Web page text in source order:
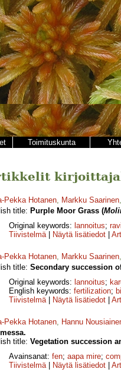
Toimituskunta
Pekka Hotanen, Markku Saarinen,
title: Purple Moor Grass (
Original keywords: lannoitus;
Tiivistelmä| Näytä lisätiedot
Pekka Hotanen, Markku Saarinen,
title: Secondary succession
Original keywords: lannoitus;
English keywords: fertilization;
Tiivistelmä| Näytä lisätiedot
Pekka Hotanen, Hannu
title: Vegetation succession
Avainsanat: fen; aapa mire;
Tiivistelmä| Näytä lisätiedot